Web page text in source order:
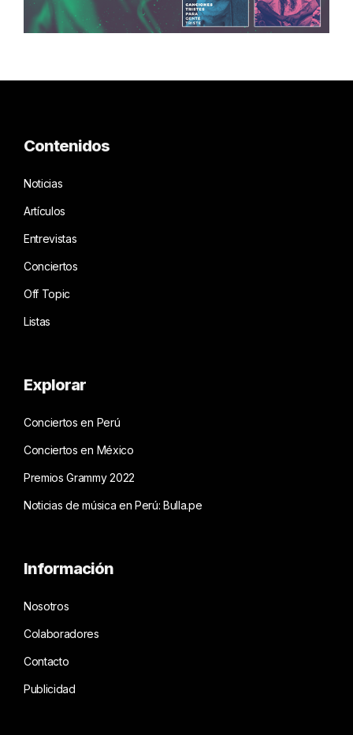
Contenidos
Noticias
Artículos
Entrevistas
Conciertos
Off Topic
Listas
Explorar
Conciertos en Perú
Conciertos en México
Premios Grammy 2022
Noticias de música en Perú: Bulla.pe
Información
Nosotros
Colaboradores
Contacto
Publicidad